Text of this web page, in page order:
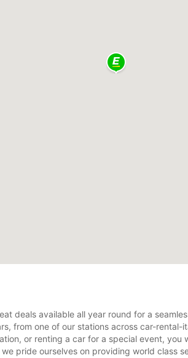
deals available all year round for a
from one of our stations across car-
or renting a car for a special event,
pride ourselves on providing world class